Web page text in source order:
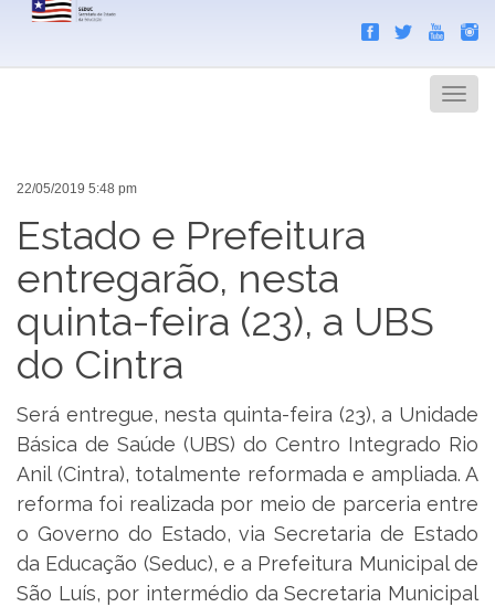
Menu
22/05/2019 5:48 pm
Estado e Prefeitura
entregarão, nesta
quinta-feira (23), a UBS
do Cintra
Será entregue, nesta quinta-feira (23), a Unidade
Básica de Saúde (UBS) do Centro Integrado Rio
Anil (Cintra), totalmente reformada e ampliada. A
reforma foi realizada por meio de parceria entre
o Governo do Estado, via Secretaria de Estado
da Educação (Seduc), e a Prefeitura Municipal de
São Luís, por intermédio da Secretaria Municipal